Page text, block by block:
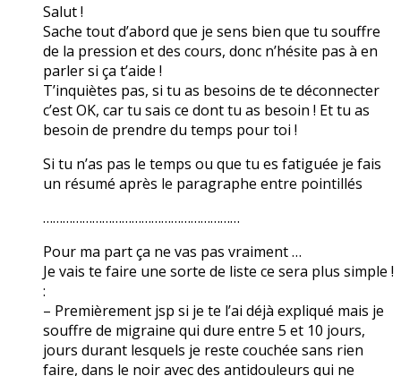
Salut !
Sache tout d’abord que je sens bien que tu souffre
de la pression et des cours, donc n’hésite pas à en
parler si ça t’aide !
T’inquiètes pas, si tu as besoins de te déconnecter
c’est OK, car tu sais ce dont tu as besoin ! Et tu as
besoin de prendre du temps pour toi !
Si tu n’as pas le temps ou que tu es fatiguée je fais
un résumé après le paragraphe entre pointillés
……………………………………………………
Pour ma part ça ne vas pas vraiment …
Je vais te faire une sorte de liste ce sera plus simple !
:
– Premièrement jsp si je te l’ai déjà expliqué mais je
souffre de migraine qui dure entre 5 et 10 jours,
jours durant lesquels je reste couchée sans rien
faire, dans le noir avec des antidouleurs qui ne